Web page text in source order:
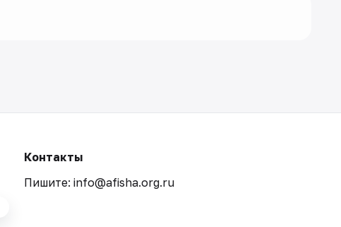
Контакты
Пишите: info@afisha.org.ru